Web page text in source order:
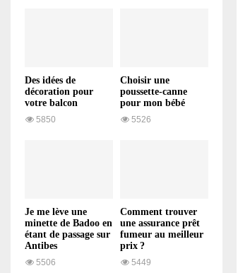
Des idées de
décoration pour
votre balcon
5850
Choisir une
poussette-canne
pour mon bébé
5526
Je me lève une
minette de Badoo en
étant de passage sur
Antibes
5506
Comment trouver
une assurance prêt
fumeur au meilleur
prix ?
5449